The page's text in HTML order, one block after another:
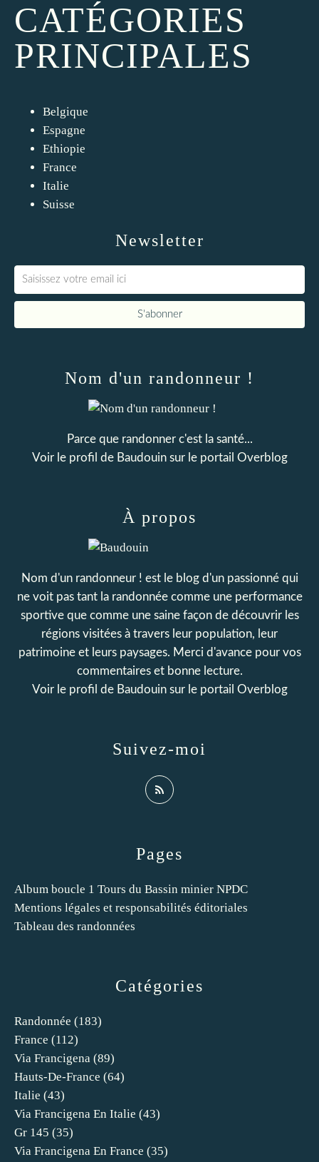
CATÉGORIES
PRINCIPALES
Belgique
Espagne
Ethiopie
France
Italie
Suisse
Newsletter
Catégories
Randonnée (183)
France (112)
Via Francigena (89)
Hauts-De-France (64)
Italie (43)
Via Francigena En Italie (43)
Gr 145 (35)
Via Francigena En France (35)
Pages
Album boucle 1 Tours du Bassin minier NPDC
Mentions légales et responsabilités éditoriales
Tableau des randonnées
Nom d'un randonneur !
Parce que randonner c'est la santé...
Voir le profil de Baudouinsur le portail Overblog
Suivez-moi
À propos
Nom d'un randonneur ! est le blog d'un passionné qui
ne voit pas tant la randonnée comme une performance
sportive que comme une saine façon de découvrir les
régions visitées à travers leur population, leur
patrimoine et leurs paysages. Merci d'avance pour vos
commentaires et bonne lecture.
Voir le profil de Baudouinsur le portail Overblog